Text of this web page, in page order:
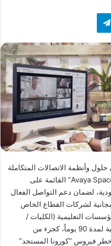
تيلقرام
وأنظمة الاتصالات المتكاملة
الذكية منصة التواصل الجديدة “Avaya Spaces” القائمة على
لضمان دعم التواصل الفعال
لشركات القطاع الخاص
لمؤسسات التعليمية (الكليات /
الجامعات) والمؤسسات الغير ربحية لمدة 90 يوماً، كجزء من
فيروس “كورونا المستجد”